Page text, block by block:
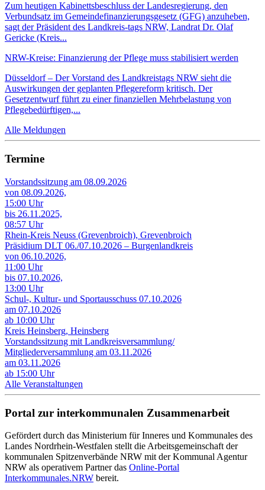
Zum heutigen Kabinettsbeschluss der Landesregierung, den
Verbundsatz im Gemeindefinanzierungsgesetz (GFG) anzuheben,
sagt der Präsident des Landkreis-tags NRW, Landrat Dr. Olaf
Gericke (Kreis...
NRW-Kreise: Finanzierung der Pflege muss stabilisiert werden
Düsseldorf – Der Vorstand des Landkreistags NRW sieht die
Auswirkungen der geplanten Pflegereform kritisch. Der
Gesetzentwurf führt zu einer finanziellen Mehrbelastung von
Pflegebedürftigen,...
Alle Meldungen
Termine
Vorstandssitzung am 08.09.2026
von 08.09.2026,
15:00 Uhr
bis 26.11.2025,
08:57 Uhr
Rhein-Kreis Neuss (Grevenbroich), Grevenbroich
Präsidium DLT 06./07.10.2026 – Burgenlandkreis
von 06.10.2026,
11:00 Uhr
bis 07.10.2026,
13:00 Uhr
Schul-, Kultur- und Sportausschuss 07.10.2026
am 07.10.2026
ab 10:00 Uhr
Kreis Heinsberg, Heinsberg
Vorstandssitzung mit Landkreisversammlung/
Mitgliederversammlung am 03.11.2026
am 03.11.2026
ab 15:00 Uhr
Alle Veranstaltungen
Portal zur interkommunalen Zusammenarbeit
Gefördert durch das Ministerium für Inneres und Kommunales des
Landes Nordrhein-Westfalen stellt die Arbeitsgemeinschaft der
kommunalen Spitzenverbände NRW mit der Kommunal Agentur
NRW als operativem Partner das Online-Portal
Interkommunales.NRW bereit.